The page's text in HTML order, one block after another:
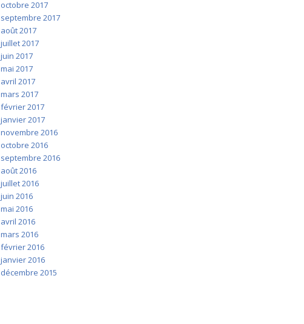
octobre 2017
septembre 2017
août 2017
juillet 2017
juin 2017
mai 2017
avril 2017
mars 2017
février 2017
janvier 2017
novembre 2016
octobre 2016
septembre 2016
août 2016
juillet 2016
juin 2016
mai 2016
avril 2016
mars 2016
février 2016
janvier 2016
décembre 2015